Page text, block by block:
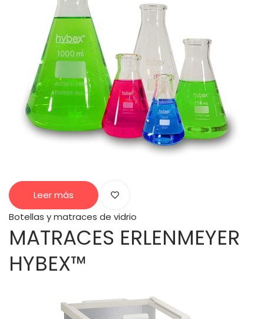
Leer más
Botellas y matraces de vidrio
MATRACES ERLENMEYER
HYBEX™